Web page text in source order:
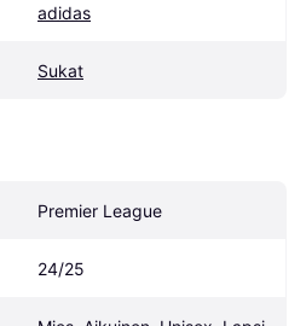
adidas
Sukat
Premier League
24/25